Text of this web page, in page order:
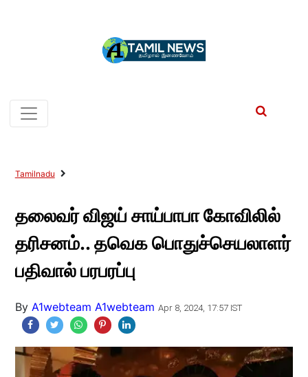
Tamilnadu
தலைவர் விஜய் சாய்பாபா கோவிலில்
தரிசனம்.. தவெக பொதுச்செயலாளர்
பதிவால் பரபரப்பு
By A1webteam A1webteam Apr 8, 2024, 17:57 IST